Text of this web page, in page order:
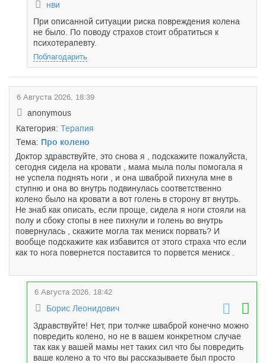
нви
При описанной ситуации риска повреждения колена
не было. По поводу страхов стоит обратиться к
психотерапевту.
Поблагодарить
6 Августа 2026, 18:39
anonymous
Категория: Терапия
Тема: Про колено
Доктор здравствуйте, это снова я , подскажите пожалуйста,
сегодня сидела на кровати , мама мыла полы помогала я
не успела поднять ноги , и она шваброй пихнула мне в
ступню и она во внутрь подвинулась соответственно
колено было на кровати а вот голень в сторону вт внутрь.
Не знаб как описать, если проще, сидела я ноги стояли на
полу и сбоку стопы в нее пихнули и голень во внутрь
повернулась , скажите могла так мениск порвать? И
вообще подскажите как избавится от этого страха что если
как то нога повернется поставится то порвется мениск .
6 Августа 2026, 18:42
Борис Леонидович
Здравствуйте! Нет, при толчке шваброй конечно можно
повредить колено, но не в вашем конкретном случае
так как у вашей мамы нет таких сил что бы повредить
ваше колено а то что вы рассказываете был просто